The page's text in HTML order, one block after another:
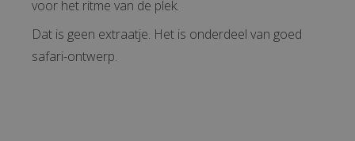
voor het ritme van de plek.
Dat is geen extraatje. Het is onderdeel van goed
safari-ontwerp.